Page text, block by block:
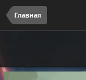
Главная